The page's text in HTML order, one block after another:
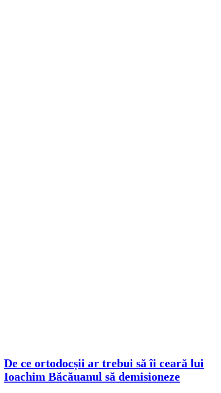
De ce ortodocșii ar trebui să îi ceară lui
Ioachim Băcăuanul să demisioneze